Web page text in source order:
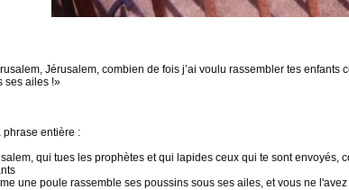
Jérusalem, combien de fois j’ai voulu rassembler tes enfants
ses ailes !»
phrase entière :
qui tues les prophètes et qui lapides ceux qui te sont envoyés,
une poule rassemble ses poussins sous ses ailes, et vous ne